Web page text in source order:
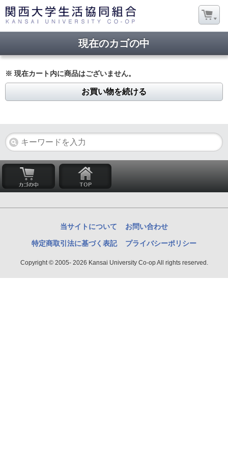
現在のカゴの中
※ 現在カート内に商品はございません。
お買い物を続ける
当サイトについて お問い合わせ
特定商取引法に基づく表記 プライバシーポリシー
Copyright © 2005- 2026 Kansai University Co-op All rights reserved.